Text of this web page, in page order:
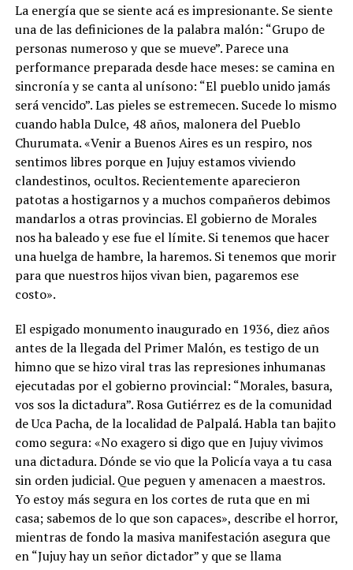
La energía que se siente acá es impresionante. Se siente
una de las definiciones de la palabra malón: “Grupo de
personas numeroso y que se mueve”. Parece una
performance preparada desde hace meses: se camina en
sincronía y se canta al unísono: “El pueblo unido jamás
será vencido”. Las pieles se estremecen. Sucede lo mismo
cuando habla Dulce, 48 años, malonera del Pueblo
Churumata. «Venir a Buenos Aires es un respiro, nos
sentimos libres porque en Jujuy estamos viviendo
clandestinos, ocultos. Recientemente aparecieron
patotas a hostigarnos y a muchos compañeros debimos
mandarlos a otras provincias. El gobierno de Morales
nos ha baleado y ese fue el límite. Si tenemos que hacer
una huelga de hambre, la haremos. Si tenemos que morir
para que nuestros hijos vivan bien, pagaremos ese
costo».
El espigado monumento inaugurado en 1936, diez años
antes de la llegada del Primer Malón, es testigo de un
himno que se hizo viral tras las represiones inhumanas
ejecutadas por el gobierno provincial: “Morales, basura,
vos sos la dictadura”. Rosa Gutiérrez es de la comunidad
de Uca Pacha, de la localidad de Palpalá. Habla tan bajito
como segura: «No exagero si digo que en Jujuy vivimos
una dictadura. Dónde se vio que la Policía vaya a tu casa
sin orden judicial. Que peguen y amenacen a maestros.
Yo estoy más segura en los cortes de ruta que en mi
casa; sabemos de lo que son capaces», describe el horror,
mientras de fondo la masiva manifestación asegura que
en “Jujuy hay un señor dictador” y que se llama